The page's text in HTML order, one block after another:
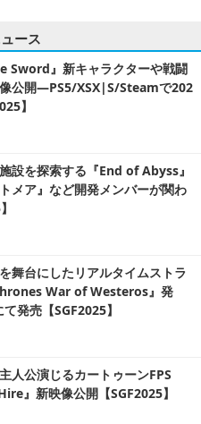
ース
Sword』新キャラクターや戦闘
公開―PS5/XSX|S/Steamで202
】
設を探索する『End of Abyss』
メア』など開発メンバーが関わ
舞台にしたリアルタイムストラ
War of Westeros』発
発売【SGF2025】
人公演じるカートゥーンFPS
』新映像公開【SGF2025】